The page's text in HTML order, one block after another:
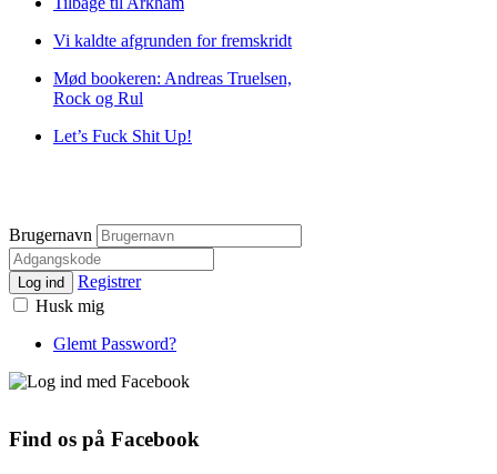
Vi kaldte afgrunden for fremskridt
Mød bookeren: Andreas Truelsen,
Rock og Rul
Let’s Fuck Shit Up!
Brugernavn
Log ind
Registrer
Husk mig
Glemt Password?
Find os på Facebook